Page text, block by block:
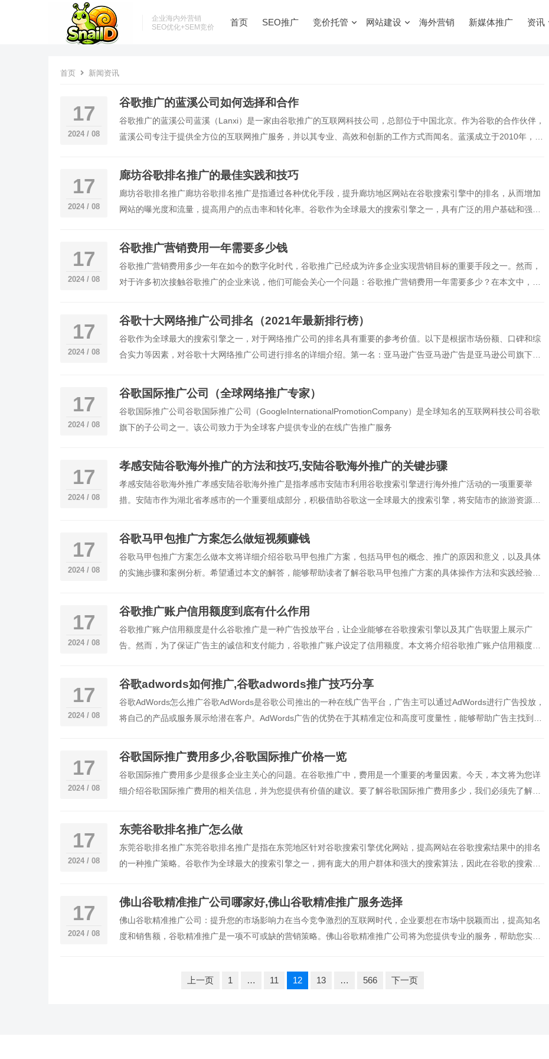
企业海内外营销
SEO优化+SEM竞价
首页 SEO推广 竞价托管 网站建设 海外营销 新媒体推广 资讯
首页 新闻资讯
17
2024 / 08
谷歌推广的蓝溪公司如何选择和合作
谷歌推广的蓝溪公司蓝溪（Lanxi）是一家由谷歌推广的互联网科技公司，总部位于中国北京。作为谷歌的合作伙伴，
蓝溪公司专注于提供全方位的互联网推广服务，并以其专业、高效和创新的工作方式而闻名。蓝溪成立于2010年，是
17
2024 / 08
廊坊谷歌排名推广的最佳实践和技巧
廊坊谷歌排名推广廊坊谷歌排名推广是指通过各种优化手段，提升廊坊地区网站在谷歌搜索引擎中的排名，从而增加
网站的曝光度和流量，提高用户的点击率和转化率。谷歌作为全球最大的搜索引擎之一，具有广泛的用户基础和强大
17
2024 / 08
谷歌推广营销费用一年需要多少钱
谷歌推广营销费用多少一年在如今的数字化时代，谷歌推广已经成为许多企业实现营销目标的重要手段之一。然而，
对于许多初次接触谷歌推广的企业来说，他们可能会关心一个问题：谷歌推广营销费用一年需要多少？在本文中，我
17
2024 / 08
谷歌十大网络推广公司排名（2021年最新排行榜）
谷歌作为全球最大的搜索引擎之一，对于网络推广公司的排名具有重要的参考价值。以下是根据市场份额、口碑和综
合实力等因素，对谷歌十大网络推广公司进行排名的详细介绍。第一名：亚马逊广告亚马逊广告是亚马逊公司旗下的
17
2024 / 08
谷歌国际推广公司（全球网络推广专家）
谷歌国际推广公司谷歌国际推广公司（GoogleInternationalPromotionCompany）是全球知名的互联网科技公司谷歌
旗下的子公司之一。该公司致力于为全球客户提供专业的在线广告推广服务
17
2024 / 08
孝感安陆谷歌海外推广的方法和技巧,安陆谷歌海外推广的关键步骤
孝感安陆谷歌海外推广孝感安陆谷歌海外推广是指孝感市安陆市利用谷歌搜索引擎进行海外推广活动的一项重要举
措。安陆市作为湖北省孝感市的一个重要组成部分，积极借助谷歌这一全球最大的搜索引擎，将安陆市的旅游资源、
17
2024 / 08
谷歌马甲包推广方案怎么做短视频赚钱
谷歌马甲包推广方案怎么做本文将详细介绍谷歌马甲包推广方案，包括马甲包的概念、推广的原因和意义，以及具体
的实施步骤和案例分析。希望通过本文的解答，能够帮助读者了解谷歌马甲包推广方案的具体操作方法和实践经验。
17
2024 / 08
谷歌推广账户信用额度到底有什么作用
谷歌推广账户信用额度是什么谷歌推广是一种广告投放平台，让企业能够在谷歌搜索引擎以及其广告联盟上展示广
告。然而，为了保证广告主的诚信和支付能力，谷歌推广账户设定了信用额度。本文将介绍谷歌推广账户信用额度的
17
2024 / 08
谷歌adwords如何推广,谷歌adwords推广技巧分享
谷歌AdWords怎么推广谷歌AdWords是谷歌公司推出的一种在线广告平台，广告主可以通过AdWords进行广告投放，
将自己的产品或服务展示给潜在客户。AdWords广告的优势在于其精准定位和高度可度量性，能够帮助广告主找到潜
17
2024 / 08
谷歌国际推广费用多少,谷歌国际推广价格一览
谷歌国际推广费用多少是很多企业主关心的问题。在谷歌推广中，费用是一个重要的考量因素。今天，本文将为您详
细介绍谷歌国际推广费用的相关信息，并为您提供有价值的建议。要了解谷歌国际推广费用多少，我们必须先了解谷
17
2024 / 08
东莞谷歌排名推广怎么做
东莞谷歌排名推广东莞谷歌排名推广是指在东莞地区针对谷歌搜索引擎优化网站，提高网站在谷歌搜索结果中的排名
的一种推广策略。谷歌作为全球最大的搜索引擎之一，拥有庞大的用户群体和强大的搜索算法，因此在谷歌的搜索结
要城市
17
2024 / 08
佛山谷歌精准推广公司哪家好,佛山谷歌精准推广服务选择
佛山谷歌精准推广公司：提升您的市场影响力在当今竞争激烈的互联网时代，企业要想在市场中脱颖而出，提高知名
度和销售额，谷歌精准推广是一项不可或缺的营销策略。佛山谷歌精准推广公司将为您提供专业的服务，帮助您实现
上一页 1 … 11 12 13 … 566 下一页